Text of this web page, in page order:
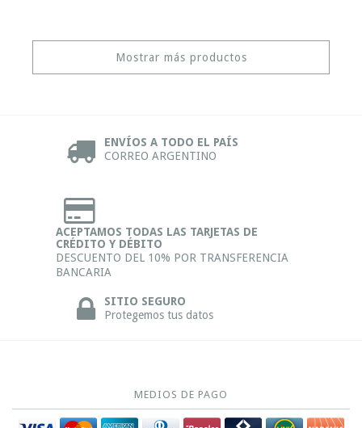
Mostrar más productos
ENVÍOS A TODO EL PAÍS
CORREO ARGENTINO
ACEPTAMOS TODAS LAS TARJETAS DE
CRÉDITO Y DÉBITO
DESCUENTO DEL 10% POR TRANSFERENCIA
BANCARIA
SITIO SEGURO
Protegemos tus datos
MEDIOS DE PAGO